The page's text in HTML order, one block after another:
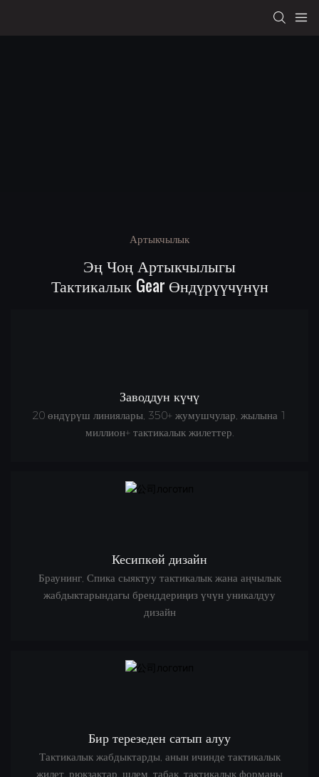
Артыкчылык
Эң Чоң Артыкчылыгы
Тактикалык Gear Өндүрүүчүнүн
Заводдун күчү
20 өндүрүш линиялары, 350+ жумушчулар, жылына 1
миллион+ тактикалык жилеттер.
Кесипкөй дизайн
Браунинг, Спика сыяктуу тактикалык жана аңчылык
жабдыктарындагы бренддериңиз үчүн уникалдуу
дизайн
Бир терезеден сатып алуу
Тактикалык жабдыктарды, анын ичинде тактикалык
жилет, рюкзактар, шлем, табак, тактикалык форманы